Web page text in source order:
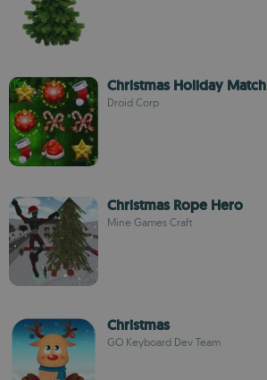
Christmas Holiday Match
Droid Corp
Christmas Rope Hero
Mine Games Craft
Christmas
GO Keyboard Dev Team